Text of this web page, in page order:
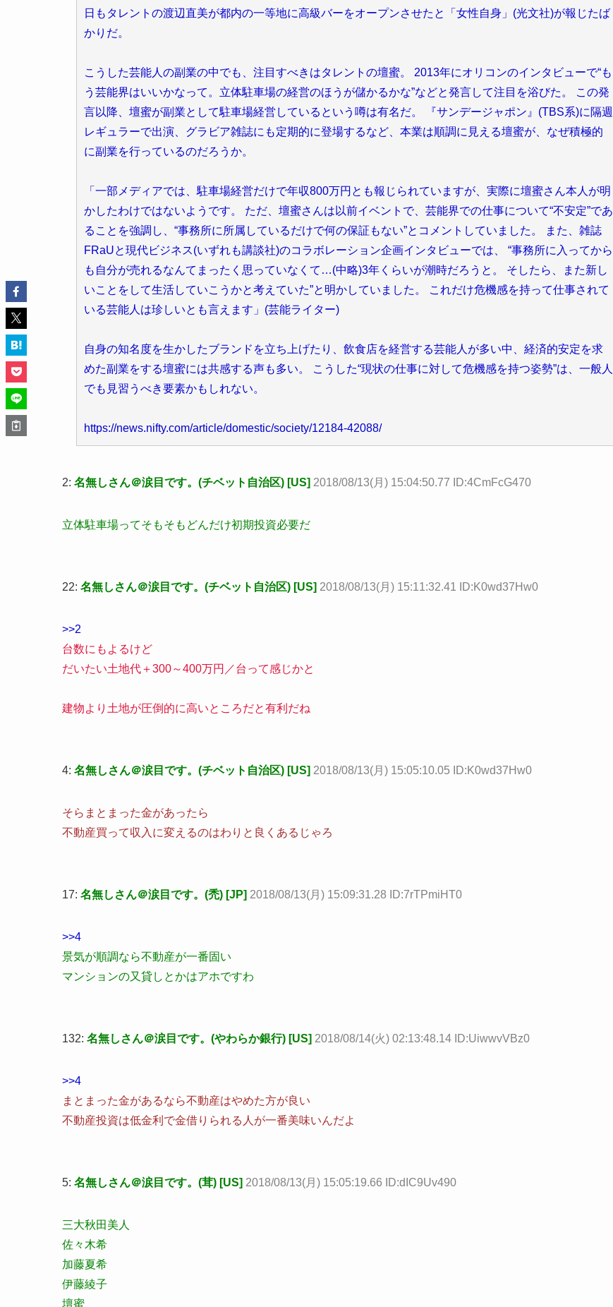
日もタレントの渡辺直美が都内の一等地に高級バーをオープンさせたと「女性自身」(光文社)が報じたば
かりだ。
こうした芸能人の副業の中でも、注目すべきはタレントの壇蜜。 2013年にオリコンのインタビューで“も
う芸能界はいいかなって。立体駐車場の経営のほうが儲かるかな”などと発言して注目を浴びた。 この発
言以降、壇蜜が副業として駐車場経営しているという噂は有名だ。 『サンデージャポン』(TBS系)に隔週
レギュラーで出演、グラビア雑誌にも定期的に登場するなど、本業は順調に見える壇蜜が、なぜ積極的
に副業を行っているのだろうか。
「一部メディアでは、駐車場経営だけで年収800万円とも報じられていますが、実際に壇蜜さん本人が明
かしたわけではないようです。 ただ、壇蜜さんは以前イベントで、芸能界での仕事について“不安定”であ
ることを強調し、“事務所に所属しているだけで何の保証もない”とコメントしていました。 また、雑誌
FRaUと現代ビジネス(いずれも講談社)のコラボレーション企画インタビューでは、 “事務所に入ってから
も自分が売れるなんてまったく思っていなくて…(中略)3年くらいが潮時だろうと。 そしたら、また新し
いことをして生活していこうかと考えていた”と明かしていました。 これだけ危機感を持って仕事されて
いる芸能人は珍しいとも言えます」(芸能ライター)
自身の知名度を生かしたブランドを立ち上げたり、飲食店を経営する芸能人が多い中、経済的安定を求
めた副業をする壇蜜には共感する声も多い。 こうした“現状の仕事に対して危機感を持つ姿勢”は、一般人
でも見習うべき要素かもしれない。
https://news.nifty.com/article/domestic/society/12184-42088/
2: 名無しさん＠涙目です。(チベット自治区) [US] 2018/08/13(月) 15:04:50.77 ID:4CmFcG470
立体駐車場ってそもそもどんだけ初期投資必要だ
22: 名無しさん＠涙目です。(チベット自治区) [US] 2018/08/13(月) 15:11:32.41 ID:K0wd37Hw0
>>2
台数にもよるけど
だいたい土地代＋300～400万円／台って感じかと
建物より土地が圧倒的に高いところだと有利だね
4: 名無しさん＠涙目です。(チベット自治区) [US] 2018/08/13(月) 15:05:10.05 ID:K0wd37Hw0
そらまとまった金があったら
不動産買って収入に変えるのはわりと良くあるじゃろ
17: 名無しさん＠涙目です。(禿) [JP] 2018/08/13(月) 15:09:31.28 ID:7rTPmiHT0
>>4
景気が順調なら不動産が一番固い
マンションの又貸しとかはアホですわ
132: 名無しさん＠涙目です。(やわらか銀行) [US] 2018/08/14(火) 02:13:48.14 ID:UiwwvVBz0
>>4
まとまった金があるなら不動産はやめた方が良い
不動産投資は低金利で金借りられる人が一番美味いんだよ
5: 名無しさん＠涙目です。(茸) [US] 2018/08/13(月) 15:05:19.66 ID:dIC9Uv490
三大秋田美人
佐々木希
加藤夏希
伊藤綾子
壇蜜